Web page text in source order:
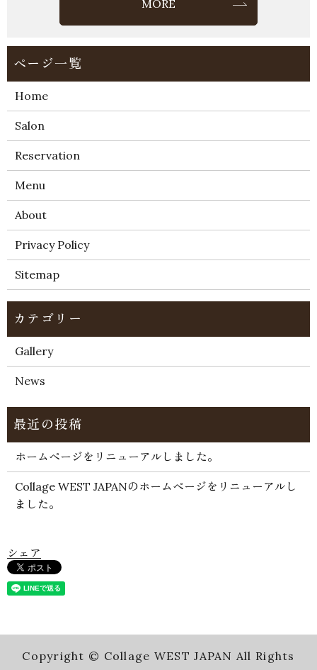
MORE
Home
Salon
Reservation
Menu
About
Privacy Policy
Sitemap
Gallery
News
ホームページをリニューアルしました。
Collage WEST JAPANのホームページをリニューアルし
ました。
シェア
Copyright © Collage WEST JAPAN All Rights